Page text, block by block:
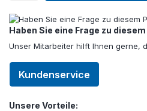
Haben Sie eine Frage zu
Unser Mitarbeiter hilft Ihnen gerne,
Kundenservice
Unsere Vorteile: